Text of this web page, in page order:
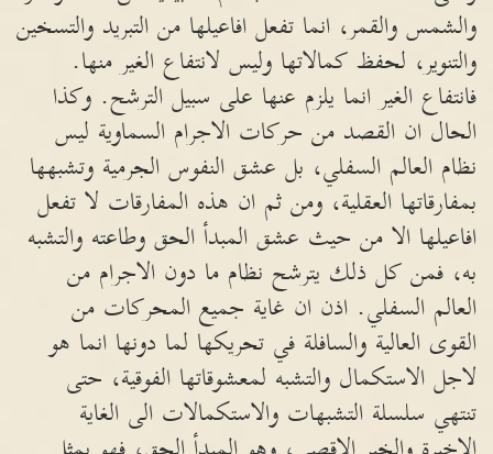
والشمس والقمر، انما تفعل افاعيلها من التبريد والتسخين
والتنوير، لحفظ كمالاتها وليس لانتفاع الغير منها.
فانتفاع الغير انما يلزم عنها على سبيل الترشح. وكذا
الحال ان القصد من حركات الاجرام السماوية ليس
نظام العالم السفلي، بل عشق النفوس الجرمية وتشبهها
بمفارقاتها العقلية، ومن ثم ان هذه المفارقات لا تفعل
افاعيلها الا من حيث عشق المبدأ الحق وطاعته والتشبه
به، فمن كل ذلك يترشح نظام ما دون الاجرام من
العالم السفلي. اذن ان غاية جميع المحركات من
القوى العالية والسافلة في تحريكها لما دونها انما هو
لاجل الاستكمال والتشبه لمعشوقاتها الفوقية، حتى
تنتهي سلسلة التشبهات والاستكمالات الى الغاية